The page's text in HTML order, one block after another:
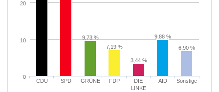
9,73 %
7,19 %
3,44 %
9,88 %
6,90 %
CDU SPD GRÜNE FDP
DIE
LINKE
AfD Sonstige
0
10
20